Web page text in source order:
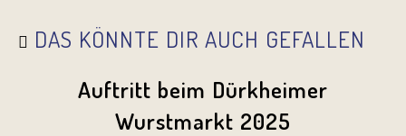
DAS KÖNNTE DIR AUCH GEFALLEN
Auftritt beim Dürkheimer
Wurstmarkt 2025